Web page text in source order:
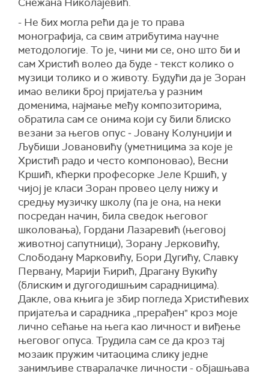
- Не бих могла рећи да је то права
монографија, са свим атрибутима научне
методологије. То је, чини ми се, оно што би и
сам Христић волео да буде ‒ текст колико о
музици толико и о животу. Будући да је Зоран
имао велики број пријатеља у разним
доменима, најмање међу композиторима,
обратила сам се онима који су били блиско
везани за његов опус ‒ Јовану Колунџији и
Љубиши Јовановићу (уметницима за које је
Христић радо и често компоновао), Весни
Кршић, кћерки професорке Јеле Кршић, у
чијој је класи Зоран провео целу нижу и
средњу музичку школу (па је она, на неки
посредан начин, била сведок његовог
школовања), Гордани Лазаревић (његовој
животној сапутници), Зорану Јерковићу,
Слободану Марковићу, Бори Дугићу, Славку
Первану, Марији Ћирић, Драгану Вукићу
(блиским и дугогодишњим сарадницима).
Дакле, ова књига је збир погледа Христићевих
пријатеља и сарадника „прерађен" кроз моје
лично сећање на њега као личност и виђење
његовог опуса. Трудила сам се да кроз тај
мозаик пружим читаоцима слику једне
занимљиве стваралачке личности - објашњава